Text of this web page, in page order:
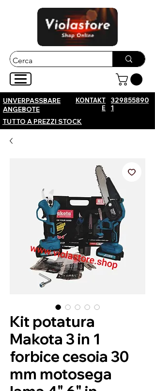
UNVERPASSBARE
ANGEBOTE
KONTAKT
E
329855890
1
TUTTO A PREZZI STOCK
Kit potatura
Makota 3 in 1
forbice cesoia 30
mm motosega